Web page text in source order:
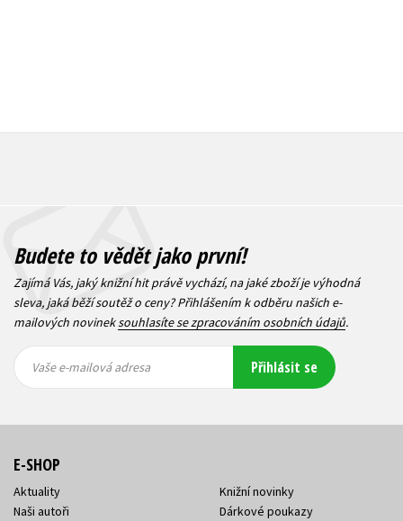
Budete to vědět jako první!
Zajímá Vás, jaký knižní hit právě vychází, na jaké zboží je výhodná
sleva, jaká běží soutěž o ceny? Přihlášením k odběru našich e-
mailových novineksouhlasíte se zpracováním osobních údajů.
mailová
mailová
Vaše e-mailová adresa Přihlásit se
E-SHOP
Aktuality
Naši autoři
Knižní novinky
Dárkové poukazy